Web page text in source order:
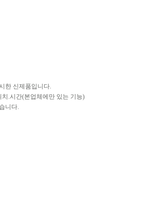
한 신제품입니다.
.시간(본업체에만 있는 기능)
니다.